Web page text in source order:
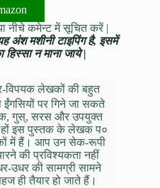
नीचे कमेन्ट में सूचित करें |
अंश मशीनी टाइपिंग है, इसमें
न माना जाये |
विपयक लेखकों की बहुत
पर गिने जा सकते
गुस्, सरस और उपयुक्त
हों इस पुस्तक के लेखक प०
में हैं। आप उन सेक-रूपी
की प्रविश्यकता नहीं
उधर की सामग्री सामने
ही तैयार हो जाते हैं।